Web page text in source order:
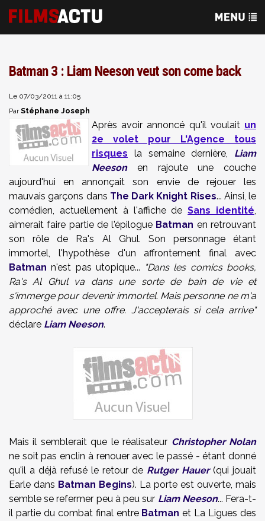
Batman 3 : Liam Neeson veut son come back
Le 07/03/2011 à 11:05
ParStéphane Joseph
Après avoir annoncé qu'il voulait un
2e volet pour L'Agence tous
risques la semaine dernière, Liam
Neesonen rajoute une couche
aujourd'hui en annonçait son envie de rejouer les
mauvais garçons dans The Dark Knight Rises... Ainsi, le
comédien, actuellement à l'affiche deSans identité,
aimerait faire partie de l'épilogue Batman en retrouvant
son rôle de Ra's Al Ghul. Son personnage étant
immortel, l'hypothèse d'un affrontement final avec
Batman n'est pas utopique... "Dans les comics books,
Ra's Al Ghul va dans une sorte de bain de vie et
s'immerge pour devenir immortel. Mais personne ne m'a
approché avec une offre. J'accepterais si cela arrive"
déclare Liam Neeson.
Mais il semblerait que le réalisateur Christopher Nolan
ne soit pas enclin à renouer avec le passé - étant donné
qu'il a déjà refusé le retour de Rutger Hauer(qui jouait
Earle dans Batman Begins). La porte est ouverte, mais
semble se refermer peu à peu sur Liam Neeson... Fera-t-
il partie du combat final entre Batman et La Ligues des